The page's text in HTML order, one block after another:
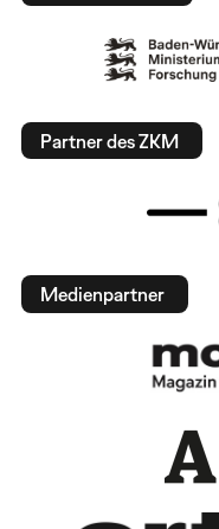
Partner des ZKM
Medienpartner